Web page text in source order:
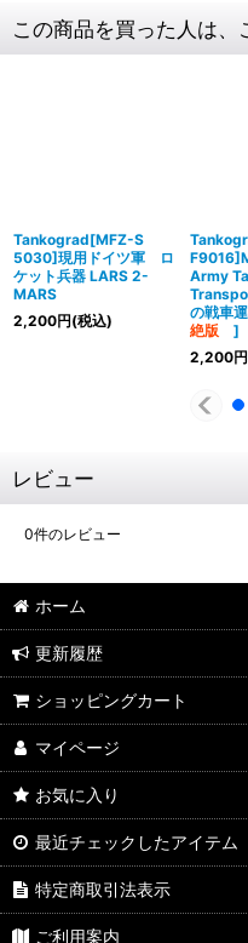
この商品を買った人は
Tankograd[MFZ-S
5030]現用ドイツ軍 ロ
ケット兵器 LARS 2-
MARS
2,200円(税込)
Army
の戦車
絶版 ]
2,200円
レビュー
0件のレビュー
ホーム
更新履歴
ショッピングカート
マイページ
お気に入り
最近チェックしたアイテム
特定商取引法表示
ご利用案内